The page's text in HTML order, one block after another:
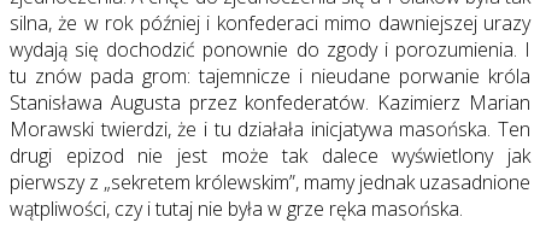
silna, że w rok później i konfederaci mimo dawniejszej urazy
wydają się dochodzić ponownie do zgody i porozumienia. I
tu znów pada grom: tajemnicze i nieudane porwanie króla
Stanisława Augusta przez konfederatów. Kazimierz Marian
Morawski twierdzi, że i tu działała inicjatywa masońska. Ten
drugi epizod nie jest może tak dalece wyświetlony jak
pierwszy z „sekretem królewskim”, mamy jednak uzasadnione
wątpliwości, czy i tutaj nie była w grze ręka masońska.